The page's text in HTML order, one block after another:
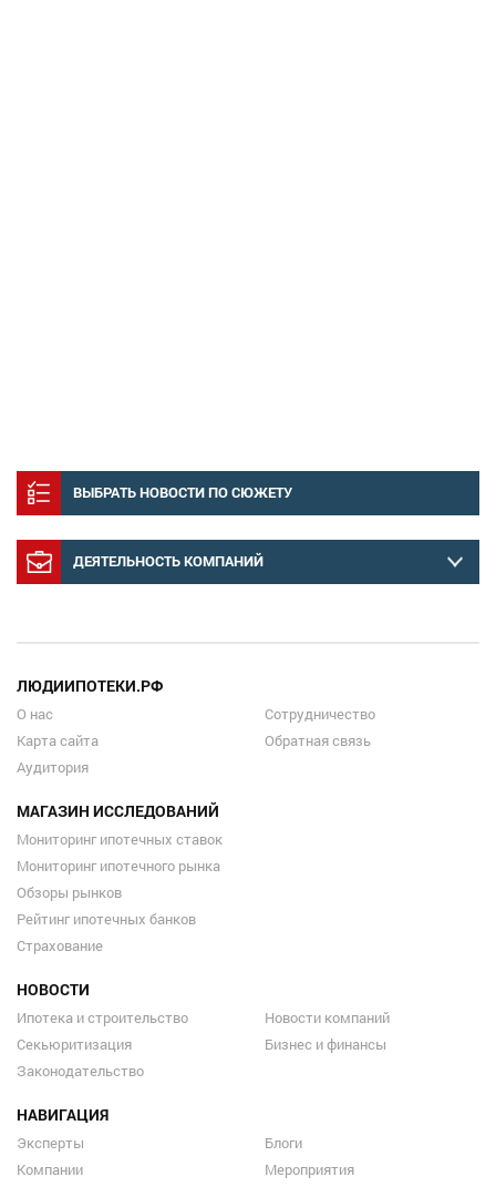
ВЫБРАТЬ НОВОСТИ ПО СЮЖЕТУ
ДЕЯТЕЛЬНОСТЬ КОМПАНИЙ
ЛЮДИИПОТЕКИ.РФ
О нас
Карта сайта
Аудитория
Сотрудничество
Обратная связь
МАГАЗИН ИССЛЕДОВАНИЙ
Мониторинг ипотечных ставок
Мониторинг ипотечного рынка
Обзоры рынков
Рейтинг ипотечных банков
Страхование
НОВОСТИ
Ипотека и строительство
Секьюритизация
Законодательство
Новости компаний
Бизнес и финансы
НАВИГАЦИЯ
Эксперты
Компании
Блоги
Мероприятия